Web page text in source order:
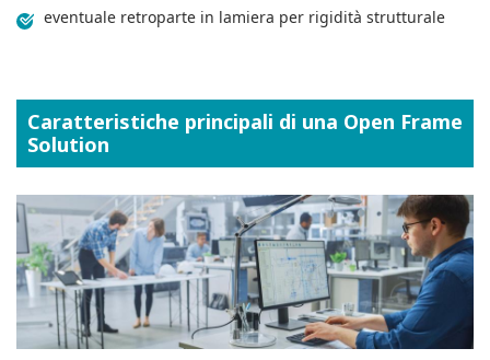
eventuale retroparte in lamiera per rigidità strutturale
Caratteristiche principali di una Open Frame
Solution